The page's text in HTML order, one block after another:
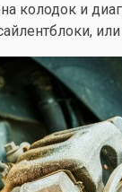
колодок и